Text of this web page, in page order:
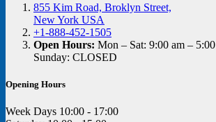
855 Kim Road, Broklyn Street,
New York USA
+1-888-452-1505
Open Hours: Mon – Sat: 9:00 am –
Sunday: CLOSED
Opening Hours
Week Days 10:00 - 17:00